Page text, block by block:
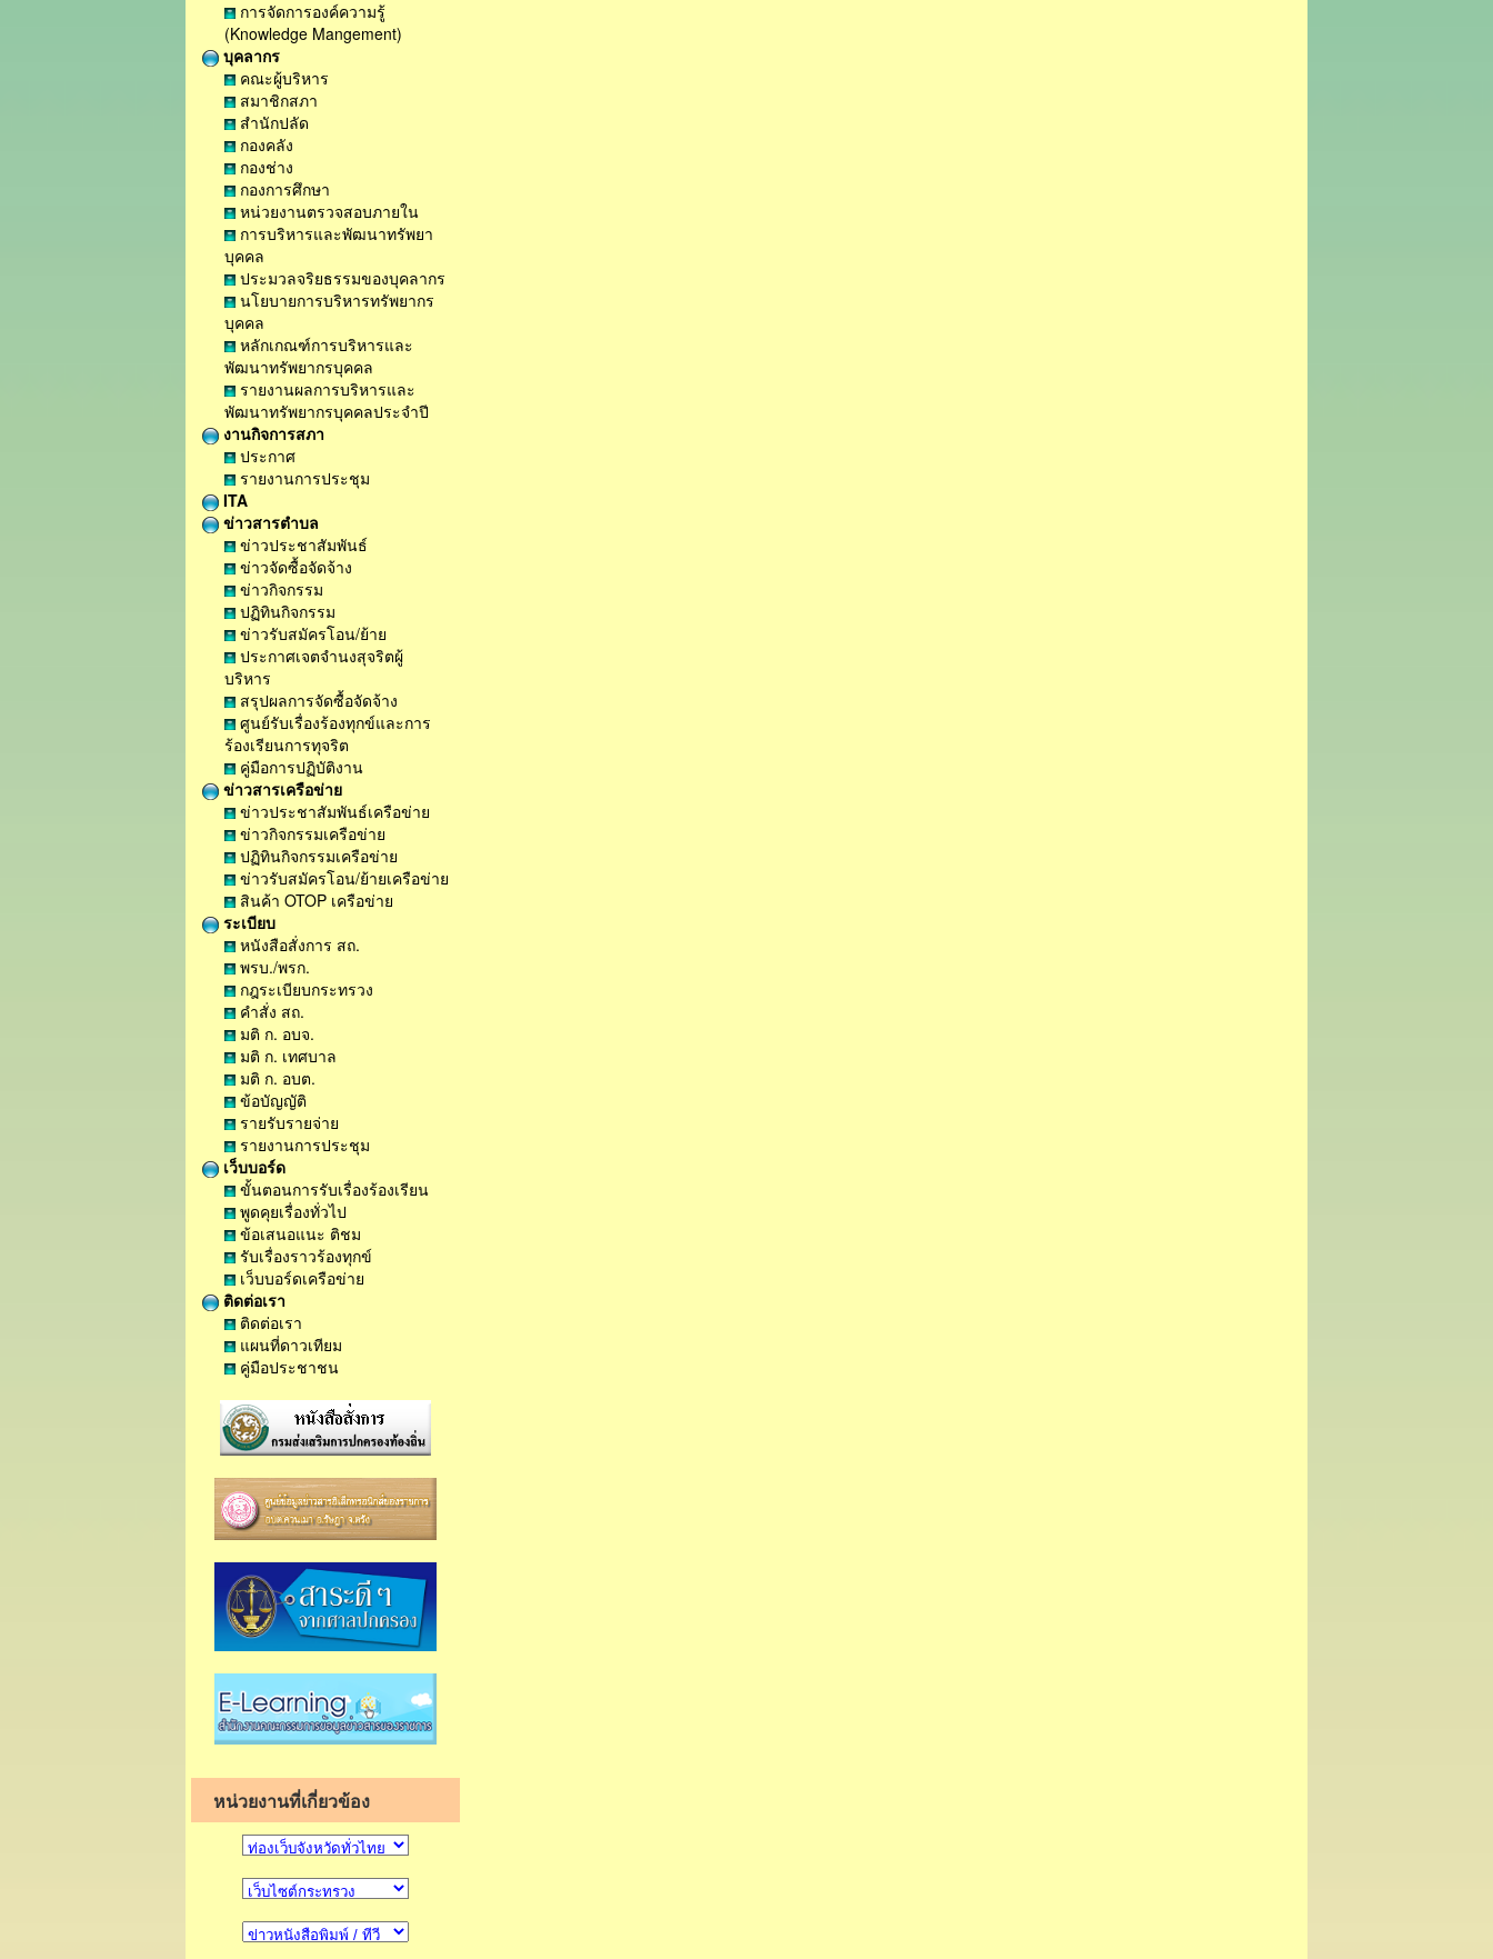
การจัดการองค์ความรู้
(Knowledge Mangement)
บุคลากร
คณะผู้บริหาร
สมาชิกสภา
สำนักปลัด
กองคลัง
กองช่าง
กองการศึกษา
หน่วยงานตรวจสอบภายใน
การบริหารและพัฒนาทรัพยา
บุคคล
ประมวลจริยธรรมของบุคลากร
นโยบายการบริหารทรัพยากร
บุคคล
หลักเกณฑ์การบริหารและ
พัฒนาทรัพยากรบุคคล
รายงานผลการบริหารและ
พัฒนาทรัพยากรบุคคลประจำปี
งานกิจการสภา
ประกาศ
รายงานการประชุม
ITA
ข่าวสารตำบล
ข่าวประชาสัมพันธ์
ข่าวจัดซื้อจัดจ้าง
ข่าวกิจกรรม
ปฏิทินกิจกรรม
ข่าวรับสมัครโอน/ย้าย
ประกาศเจตจำนงสุจริตผู้
บริหาร
สรุปผลการจัดซื้อจัดจ้าง
ศูนย์รับเรื่องร้องทุกข์และการ
ร้องเรียนการทุจริต
คู่มือการปฏิบัติงาน
ข่าวสารเครือข่าย
ข่าวประชาสัมพันธ์เครือข่าย
ข่าวกิจกรรมเครือข่าย
ปฏิทินกิจกรรมเครือข่าย
ข่าวรับสมัครโอน/ย้ายเครือข่าย
สินค้า OTOP เครือข่าย
ระเบียบ
หนังสือสั่งการ สถ.
พรบ./พรก.
กฎระเบียบกระทรวง
คำสั่ง สถ.
มติ ก. อบจ.
มติ ก. เทศบาล
มติ ก. อบต.
ข้อบัญญัติ
รายรับรายจ่าย
รายงานการประชุม
เว็บบอร์ด
ขั้นตอนการรับเรื่องร้องเรียน
พูดคุยเรื่องทั่วไป
ข้อเสนอแนะ ติชม
รับเรื่องราวร้องทุกข์
เว็บบอร์ดเครือข่าย
ติดต่อเรา
ติดต่อเรา
แผนที่ดาวเทียม
คู่มือประชาชน
หน่วยงานที่เกี่ยวข้อง